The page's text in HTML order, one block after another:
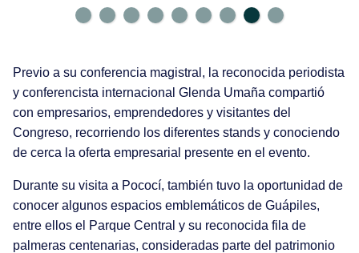
Previo a su conferencia magistral, la reconocida periodista
y conferencista internacional Glenda Umaña compartió
con empresarios, emprendedores y visitantes del
Congreso, recorriendo los diferentes stands y conociendo
de cerca la oferta empresarial presente en el evento.
Durante su visita a Pococí, también tuvo la oportunidad de
conocer algunos espacios emblemáticos de Guápiles,
entre ellos el Parque Central y su reconocida fila de
palmeras centenarias, consideradas parte del patrimonio